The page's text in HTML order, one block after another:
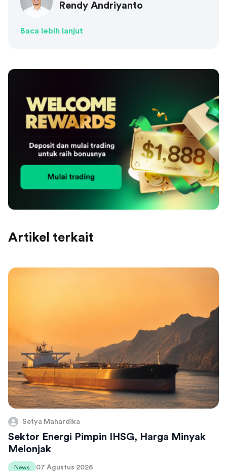
Rendy Andriyanto
Baca lebih lanjut
Artikel terkait
Setya Mahardika
Sektor Energi Pimpin IHSG, Harga Minyak
Melonjak
News 07 Agustus 2026